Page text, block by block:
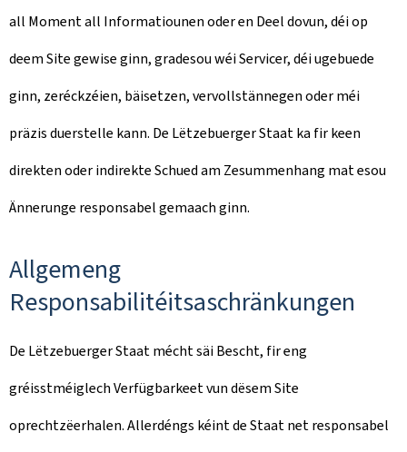
all Moment all Informatiounen oder en Deel dovun, déi op
deem Site gewise ginn, gradesou wéi Servicer, déi ugebuede
ginn, zeréckzéien, bäisetzen, vervollstännegen oder méi
präzis duerstelle kann. De Lëtzebuerger Staat ka fir keen
direkten oder indirekte Schued am Zesummenhang mat esou
Ännerunge responsabel gemaach ginn.
Allgemeng
Responsabilitéitsaschränkungen
De Lëtzebuerger Staat mécht säi Bescht, fir eng
gréisstméiglech Verfügbarkeet vun dësem Site
oprechtzëerhalen. Allerdéngs kéint de Staat net responsabel